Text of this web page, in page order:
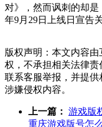
对》，然而讽刺的却是
年9月29日上线日宣告关
版权声明：本文内容
权，不承担相关法律
联系客服举报，并提
涉嫌侵权内容。
上一篇： 游戏版
重庆游戏版号怎